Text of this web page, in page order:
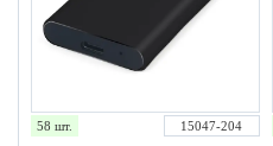
58 шт. 15047-204